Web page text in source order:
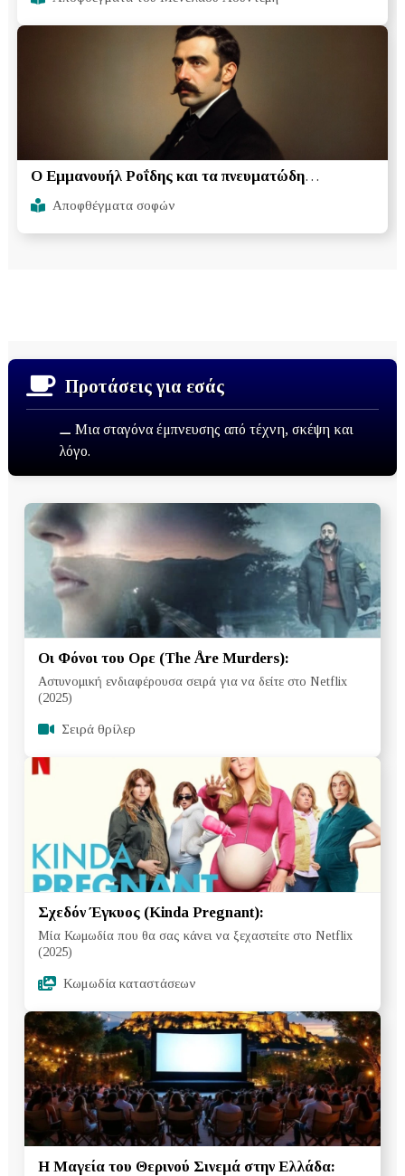
Ο Εμμανουήλ Ροΐδης και τα πνευματώδη
αποφθέγματα του
Αποφθέγματα σοφών
Προτάσεις για εσάς
⚊ Μια σταγόνα έμπνευσης από τέχνη, σκέψη και
λόγο.
Οι Φόνοι του Ορε (The Åre Murders):
Αστυνομική ενδιαφέρουσα σειρά για να δείτε στο Netflix
(2025)
Σειρά θρίλερ
Σχεδόν Έγκυος (Kinda Pregnant):
Μία Κωμωδία που θα σας κάνει να ξεχαστείτε στο Netflix
(2025)
Κωμωδία καταστάσεων
Η Μαγεία του Θερινού Σινεμά στην Ελλάδα: